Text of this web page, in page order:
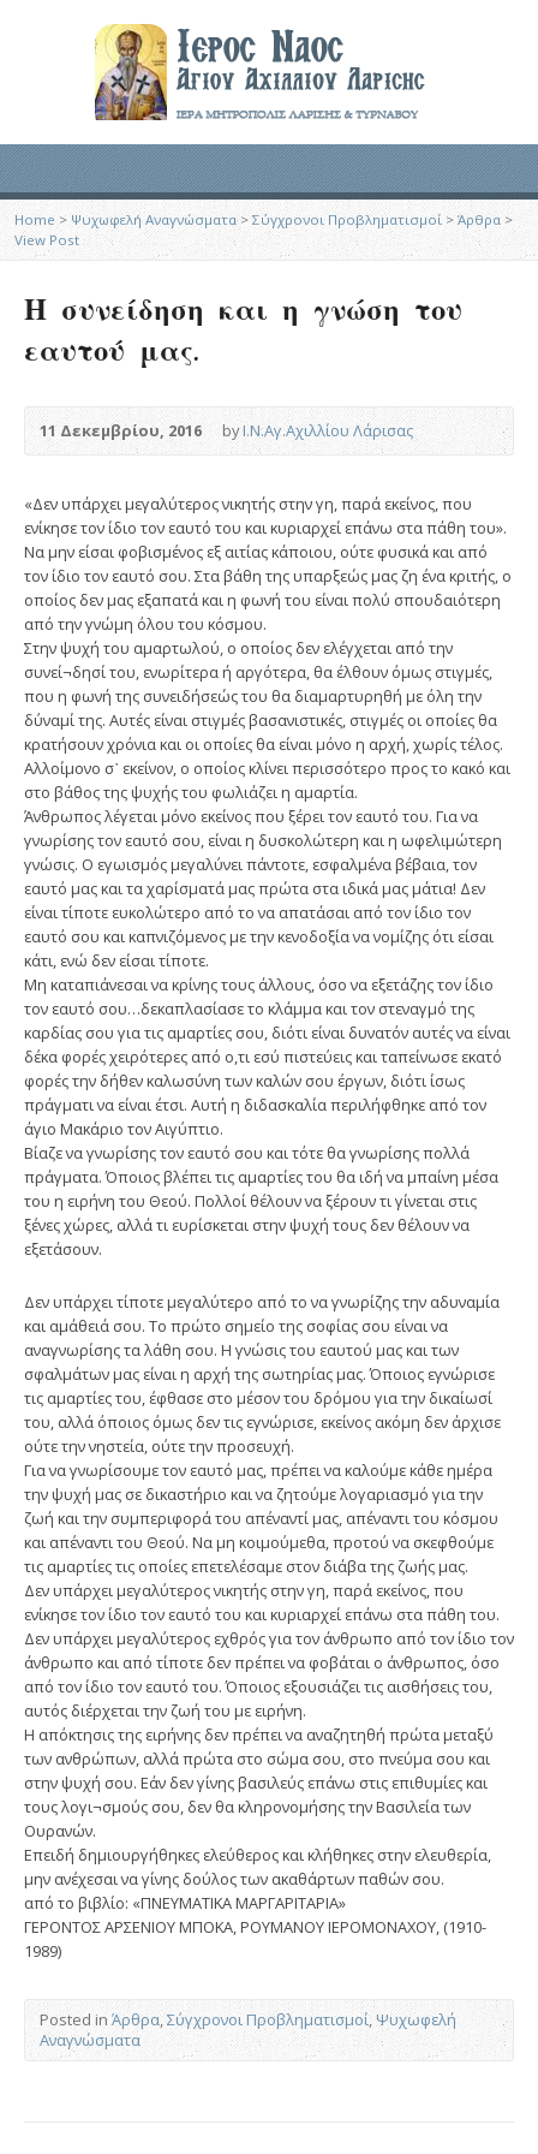
Home > Ψυχωφελή Αναγνώσματα>Σύγχρονοι Προβληματισμοί >Άρθρα >
View Post
Η συνείδηση και η γνώση του
εαυτού μας.
11 Δεκεμβρίου, 2016 byΙ.Ν.Αγ.Αχιλλίου Λάρισας
«Δεν υπάρχει μεγαλύτερος νικητής στην γη, παρά εκείνος, που
ενίκησε τον ίδιο τον εαυτό του και κυριαρχεί επάνω στα πάθη του».
Να μην είσαι φοβισμένος εξ αιτίας κάποιου, ούτε φυσικά και από
τον ίδιο τον εαυτό σου. Στα βάθη της υπαρξεώς μας ζη ένα κριτής, ο
οποίος δεν μας εξαπατά και η φωνή του είναι πολύ σπουδαιότερη
από την γνώμη όλου του κόσμου.
Στην ψυχή του αμαρτωλού, ο οποίος δεν ελέγχεται από την
συνεί¬δησί του, ενωρίτερα ή αργότερα, θα έλθουν όμως στιγμές,
που η φωνή της συνειδήσεώς του θα διαμαρτυρηθή με όλη την
δύναμί της. Αυτές είναι στιγμές βασανιστικές, στιγμές οι οποίες θα
κρατήσουν χρόνια και οι οποίες θα είναι μόνο η αρχή, χωρίς τέλος.
Αλλοίμονο σ᾿ εκείνον, ο οποίος κλίνει περισσότερο προς το κακό και
στο βάθος της ψυχής του φωλιάζει η αμαρτία.
Άνθρωπος λέγεται μόνο εκείνος που ξέρει τον εαυτό του. Για να
γνωρίσης τον εαυτό σου, είναι η δυσκολώτερη και η ωφελιμώτερη
γνώσις. Ο εγωισμός μεγαλύνει πάντοτε, εσφαλμένα βέβαια, τον
εαυτό μας και τα χαρίσματά μας πρώτα στα ιδικά μας μάτια! Δεν
είναι τίποτε ευκολώτερο από το να απατάσαι από τον ίδιο τον
εαυτό σου και καπνιζόμενος με την κενοδοξία να νομίζης ότι είσαι
κάτι, ενώ δεν είσαι τίποτε.
Μη καταπιάνεσαι να κρίνης τους άλλους, όσο να εξετάζης τον ίδιο
τον εαυτό σου…δεκαπλασίασε το κλάμμα και τον στεναγμό της
καρδίας σου για τις αμαρτίες σου, διότι είναι δυνατόν αυτές να είναι
δέκα φορές χειρότερες από ο,τι εσύ πιστεύεις και ταπείνωσε εκατό
φορές την δήθεν καλωσύνη των καλών σου έργων, διότι ίσως
πράγματι να είναι έτσι. Αυτή η διδασκαλία περιλήφθηκε από τον
άγιο Μακάριο τον Αιγύπτιο.
Βίαζε να γνωρίσης τον εαυτό σου και τότε θα γνωρίσης πολλά
πράγματα. Όποιος βλέπει τις αμαρτίες του θα ιδή να μπαίνη μέσα
του η ειρήνη του Θεού. Πολλοί θέλουν να ξέρουν τι γίνεται στις
ξένες χώρες, αλλά τι ευρίσκεται στην ψυχή τους δεν θέλουν να
εξετάσουν.
Δεν υπάρχει τίποτε μεγαλύτερο από το να γνωρίζης την αδυναμία
και αμάθειά σου. Το πρώτο σημείο της σοφίας σου είναι να
αναγνωρίσης τα λάθη σου. Η γνώσις του εαυτού μας και των
σφαλμάτων μας είναι η αρχή της σωτηρίας μας. Όποιος εγνώρισε
τις αμαρτίες του, έφθασε στο μέσον του δρόμου για την δικαίωσί
του, αλλά όποιος όμως δεν τις εγνώρισε, εκείνος ακόμη δεν άρχισε
ούτε την νηστεία, ούτε την προσευχή.
Για να γνωρίσουμε τον εαυτό μας, πρέπει να καλούμε κάθε ημέρα
την ψυχή μας σε δικαστήριο και να ζητούμε λογαριασμό για την
ζωή και την συμπεριφορά του απέναντί μας, απέναντι του κόσμου
και απέναντι του Θεού. Να μη κοιμούμεθα, προτού να σκεφθούμε
τις αμαρτίες τις οποίες επετελέσαμε στον διάβα της ζωής μας.
Δεν υπάρχει μεγαλύτερος νικητής στην γη, παρά εκείνος, που
ενίκησε τον ίδιο τον εαυτό του και κυριαρχεί επάνω στα πάθη του.
Δεν υπάρχει μεγαλύτερος εχθρός για τον άνθρωπο από τον ίδιο τον
άνθρωπο και από τίποτε δεν πρέπει να φοβάται ο άνθρωπος, όσο
από τον ίδιο τον εαυτό του. Όποιος εξουσιάζει τις αισθήσεις του,
αυτός διέρχεται την ζωή του με ειρήνη.
Η απόκτησις της ειρήνης δεν πρέπει να αναζητηθή πρώτα μεταξύ
των ανθρώπων, αλλά πρώτα στο σώμα σου, στο πνεύμα σου και
στην ψυχή σου. Εάν δεν γίνης βασιλεύς επάνω στις επιθυμίες και
τους λογι¬σμούς σου, δεν θα κληρονομήσης την Βασιλεία των
Ουρανών.
Επειδή δημιουργήθηκες ελεύθερος και κλήθηκες στην ελευθερία,
μην ανέχεσαι να γίνης δούλος των ακαθάρτων παθών σου.
από το βιβλίο: «ΠΝΕΥΜΑΤΙΚΑ ΜΑΡΓΑΡΙΤΑΡΙΑ»
ΓΕΡΟΝΤΟΣ ΑΡΣΕΝΙΟΥ ΜΠΟΚΑ, ΡΟΥΜΑΝΟΥ ΙΕΡΟΜΟΝΑΧΟΥ, (1910-
1989)
Posted in Άρθρα,Σύγχρονοι Προβληματισμοί,Ψυχωφελή
Αναγνώσματα